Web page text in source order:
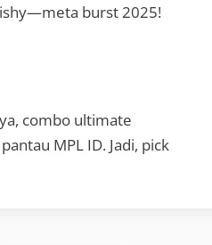
burst 2025!
combo ultimate
MPL ID. Jadi, pick